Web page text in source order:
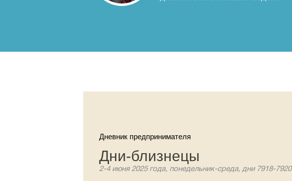
Дневник предпринимателя
Дни-близнецы
2-4 июня 2025 года, понедельник-среда, дни 7918-7920